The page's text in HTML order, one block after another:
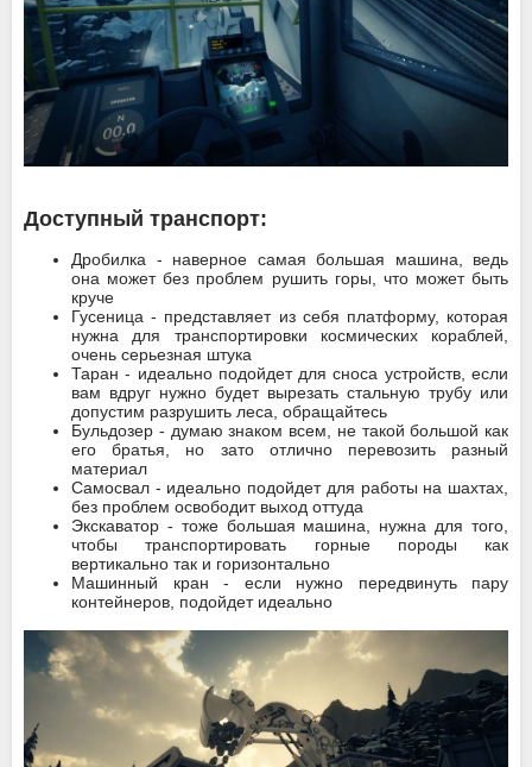
Доступный транспорт:
Дробилка - наверное самая большая машина, ведь
она может без проблем рушить горы, что может быть
круче
Гусеница - представляет из себя платформу, которая
нужна для транспортировки космических кораблей,
очень серьезная штука
Таран - идеально подойдет для сноса устройств, если
вам вдруг нужно будет вырезать стальную трубу или
допустим разрушить леса, обращайтесь
Бульдозер - думаю знаком всем, не такой большой как
его братья, но зато отлично перевозить разный
материал
Самосвал - идеально подойдет для работы на шахтах,
без проблем освободит выход оттуда
Экскаватор - тоже большая машина, нужна для того,
чтобы транспортировать горные породы как
вертикально так и горизонтально
Машинный кран - если нужно передвинуть пару
контейнеров, подойдет идеально